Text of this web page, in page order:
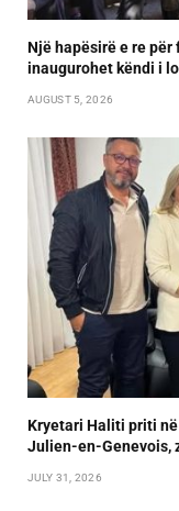
Një hapësirë e re
inaugurohet këndi i
AUGUST 5, 2026
Kryetari Haliti priti
Julien-en-Genevois,
JULY 31, 2026